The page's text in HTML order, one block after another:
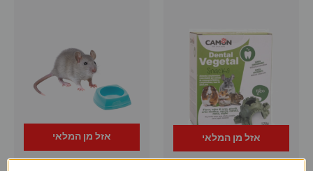
אזל מן המלאי אזל מן המלאי